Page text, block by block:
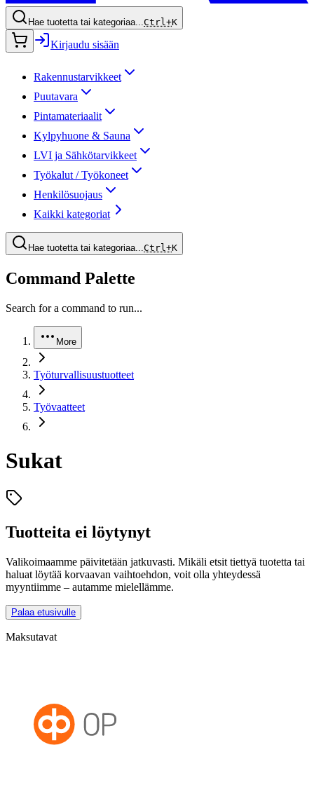
Hae tuotetta tai kategoriaa...Ctrl+K
Kirjaudu sisään
Rakennustarvikkeet
Puutavara
Pintamateriaalit
Kylpyhuone & Sauna
LVI ja Sähkötarvikkeet
Työkalut / Työkoneet
Henkilösuojaus
Kaikki kategoriat
Hae tuotetta tai kategoriaa...Ctrl+K
Command Palette
Search for a command to run...
More
Työturvallisuustuotteet
Työvaatteet
Sukat
Tuotteita ei löytynyt
Valikoimaamme päivitetään jatkuvasti. Mikäli etsit tiettyä tuotetta tai
haluat löytää korvaavan vaihtoehdon, voit olla yhteydessä
myyntiimme – autamme mielellämme.
Palaa etusivulle
Maksutavat